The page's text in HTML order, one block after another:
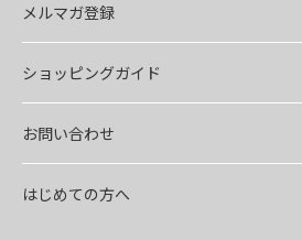
メルマガ登録
ショッピングガイド
お問い合わせ
はじめての方へ